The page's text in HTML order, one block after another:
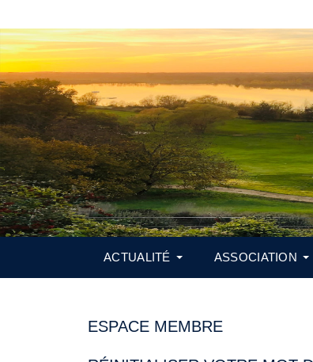
ACTUALITÉ ASSOCIATION
ESPACE MEMBRE